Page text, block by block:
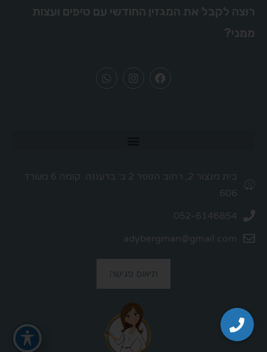
רוצה לקבל את המגזין החודשי עם טיפים ועצות
ממני?
בית מנצור 2, רחוב הנופר 2 ב׳ ברעננה. קומה 6 משרד
606.
052-6146854
adybergman@gmail.com
תיאום פגישה